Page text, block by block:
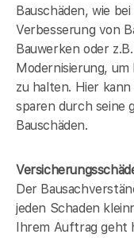
Bauschäden, wie
Verbesserung von
Bauwerken oder
Modernisierung,
zu halten. Hier
sparen durch seine
Bauschäden.
Der
jeden Schaden
Ihrem Auftrag geht